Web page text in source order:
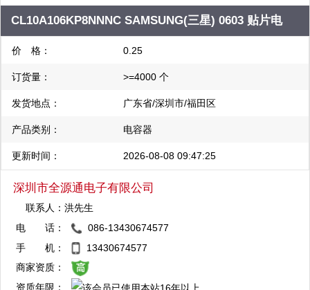
CL10A106KP8NNNC SAMSUNG(三星) 0603 贴片电
容 10uF ±10% 10V X5R
价 格： 0.25
订货量： >=4000 个
发货地点： 广东省/深圳市/福田区
产品类别： 电容器
更新时间： 2026-08-08 09:47:25
深圳市全源通电子有限公司
联系人：洪先生
QQ：3004345572
复制
电 话：
086-13430674577
手 机：
13430674577
商家资质：
资质年限：